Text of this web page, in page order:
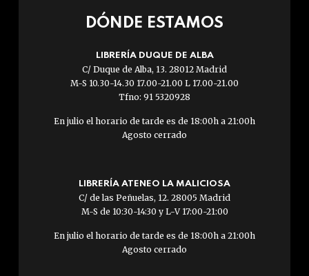
DÓNDE ESTAMOS
LIBRERÍA DUQUE DE ALBA
C/ Duque de Alba, 13. 28012 Madrid
M-S 10.30-14.30 17.00-21.00 L 17.00-21.00
Tfno: 91 5320928
En julio el horario de tarde es de 18:00h a 21:00h
Agosto cerrado
LIBRERÍA ATENEO LA MALICIOSA
C/ de las Peñuelas, 12. 28005 Madrid
M-S de 10:30-14:30 y L-V 17:00-21:00
En julio el horario de tarde es de 18:00h a 21:00h
Agosto cerrado